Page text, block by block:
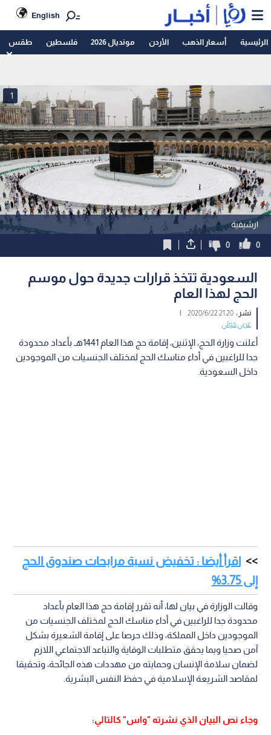
English
الرئيسية أسعار الذهب الأردن مونديال 2026 فلسطين طقس
ارشيفية
1
0
0
السعودية تتخذ قرارات جديدة حول موسم
الحج لهذا العام
نشر :21:20 2020/6/22
|
عربي دولي
أعلنت وزارة الحج، الإثنين، إقامة حج هذا العام 1441هـ بأعداد محدودة
جدا للراغبين في أداء مناسك الحج لمختلف الجنسيات من الموجودين
داخل السعودية.
اقرأ أيضا : تخفيض نسبة مرابحات صندوق الحج
إلى 3.75%
وقالت الوزارة في بيان لها، أنه تقرر إقامة حج هذا العام بأعداد
محدودة جدا للراغبين في أداء مناسك الحج لمختلف الجنسيات من
الموجودين داخل المملكة، وذلك حرصا على إقامة الشعيرة بشكل
آمن صحيا وبما يحقق متطلبات الوقاية والتباعد الاجتماعي اللازم
لضمان سلامة الإنسان وحمايته من مهددات هذه الجائحة، وتحقيقا
لمقاصد الشريعة الإسلامية في حفظ النفس البشرية.
وجاء نص البيان الذي نشرته "واس" كالتالي: